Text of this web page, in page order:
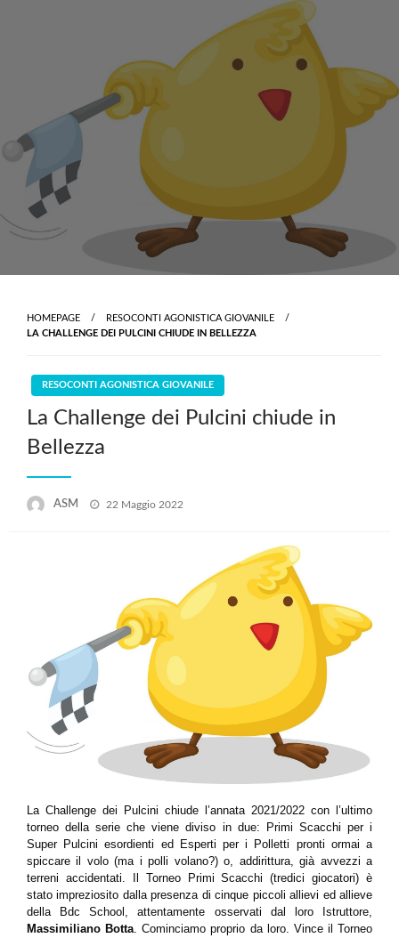
HOMEPAGE
RESOCONTI AGONISTICA GIOVANILE
LA CHALLENGE DEI PULCINI CHIUDE IN BELLEZZA
RESOCONTI AGONISTICA GIOVANILE
La Challenge dei Pulcini chiude in
Bellezza
ASM
Posted
22 Maggio 2022
La Challenge dei Pulcini chiude l’annata 2021/2022 con l’ultimo
torneo della serie che viene diviso in due: Primi Scacchi per i
Super Pulcini esordienti ed Esperti per i Polletti pronti ormai a
spiccare il volo (ma i polli volano?) o, addirittura, già avvezzi a
terreni accidentati. Il Torneo Primi Scacchi (tredici giocatori) è
stato impreziosito dalla presenza di cinque piccoli allievi ed allieve
della Bdc School, attentamente osservati dal loro Istruttore,
Massimiliano Botta. Cominciamo proprio da loro. Vince il Torneo